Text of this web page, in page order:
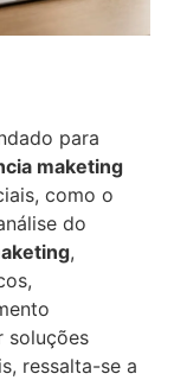
para
maketing
como o
do
,
soluções
ressalta-se a